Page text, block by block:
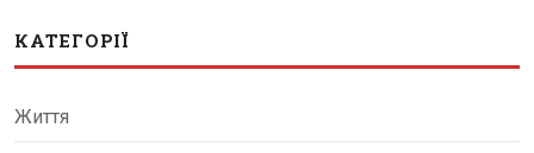
КАТЕГОРІЇ
Життя